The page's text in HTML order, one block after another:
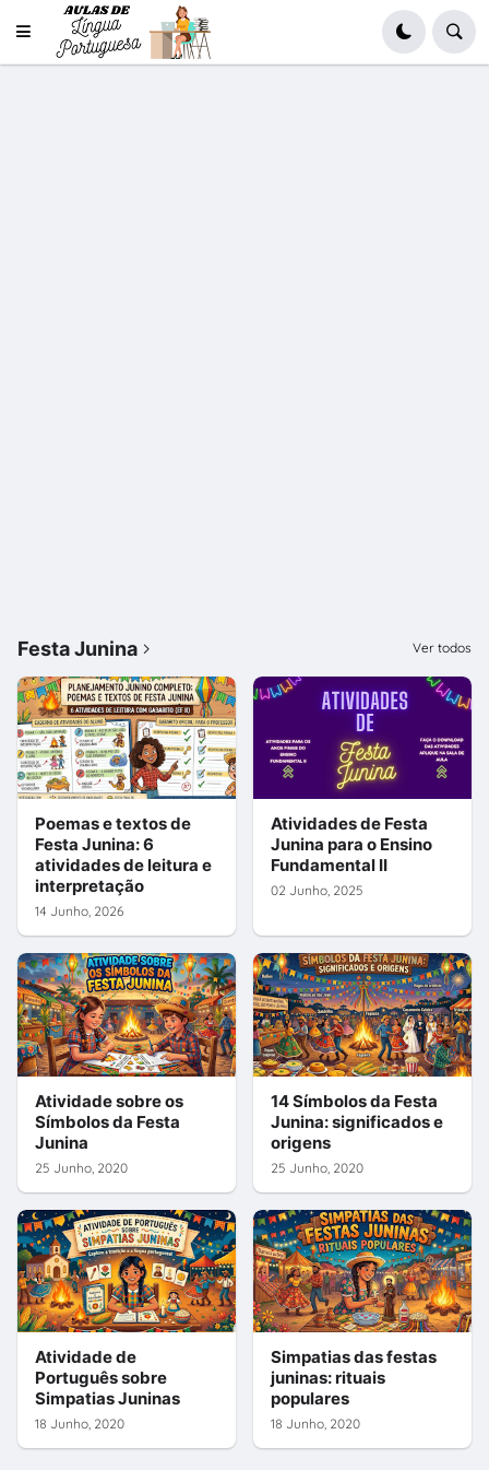
Festa Junina Ver todos
Poemas e textos de
Festa Junina: 6
atividades de leitura e
interpretação
14 Junho, 2026
Atividades de Festa
Junina para o Ensino
Fundamental II
02 Junho, 2025
Atividade sobre os
Símbolos da Festa
Junina
25 Junho, 2020
14 Símbolos da Festa
Junina: significados e
origens
25 Junho, 2020
Atividade de
Português sobre
Simpatias Juninas
18 Junho, 2020
Simpatias das festas
juninas: rituais
populares
18 Junho, 2020